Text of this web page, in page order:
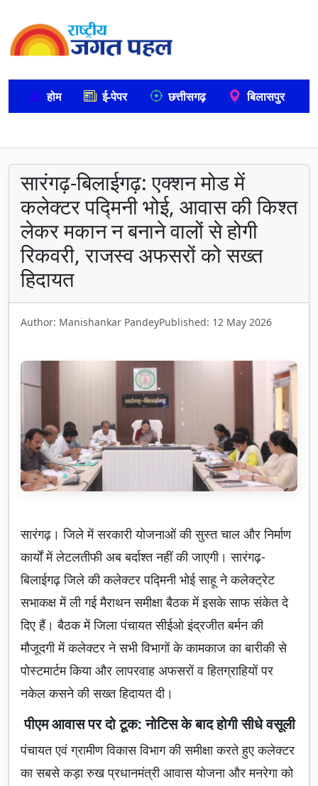
होम ई-पेपर छत्तीसगढ़ बिलासपुर
सारंगढ़-बिलाईगढ़: एक्शन मोड में
कलेक्टर पद्मिनी भोई, आवास की किश्त
लेकर मकान न बनाने वालों से होगी
रिकवरी, राजस्व अफसरों को सख्त
हिदायत
Author: Manishankar PandeyPublished: 12 May 2026
सारंगढ़। जिले में सरकारी योजनाओं की सुस्त चाल और निर्माण
कार्यों में लेटलतीफी अब बर्दाश्त नहीं की जाएगी। सारंगढ़-
बिलाईगढ़ जिले की कलेक्टर पद्मिनी भोई साहू ने कलेक्ट्रेट
सभाकक्ष में ली गई मैराथन समीक्षा बैठक में इसके साफ संकेत दे
दिए हैं। बैठक में जिला पंचायत सीईओ इंद्रजीत बर्मन की
मौजूदगी में कलेक्टर ने सभी विभागों के कामकाज का बारीकी से
पोस्टमार्टम किया और लापरवाह अफसरों व हितग्राहियों पर
नकेल कसने की सख्त हिदायत दी।
पीएम आवास पर दो टूक: नोटिस के बाद होगी सीधे वसूली
पंचायत एवं ग्रामीण विकास विभाग की समीक्षा करते हुए कलेक्टर
का सबसे कड़ा रुख प्रधानमंत्री आवास योजना और मनरेगा को